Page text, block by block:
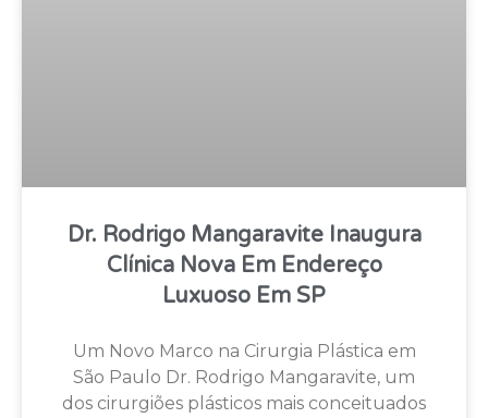
Dr. Rodrigo Mangaravite Inaugura
Clínica Nova Em Endereço
Luxuoso Em SP
Um Novo Marco na Cirurgia Plástica em
São Paulo Dr. Rodrigo Mangaravite, um
dos cirurgiões plásticos mais conceituados